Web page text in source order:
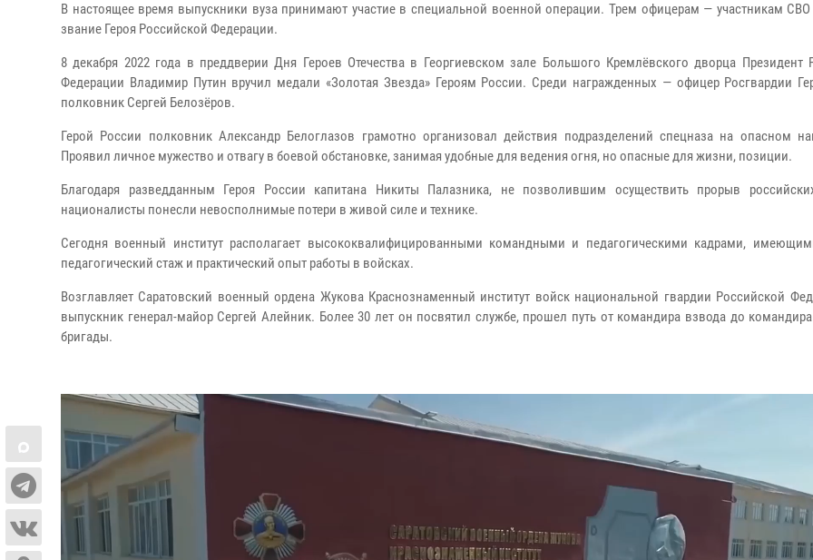
В настоящее время выпускники вуза принимают участие в специальной военной операции. Трем офицерам — участникам
звание Героя Российской Федерации.
8 декабря 2022 года в преддверии Дня Героев Отечества в Георгиевском зале Большого Кремлёвского дворца Президент
Федерации Владимир Путин вручил медали «Золотая Звезда» Героям России. Среди награжденных — офицер Росгвардии
полковник Сергей Белозёров.
Герой России полковник Александр Белоглазов грамотно организовал действия подразделений спецназа на опасном
Проявил личное мужество и отвагу в боевой обстановке, занимая удобные для ведения огня, но опасные для жизни, позиции.
Благодаря разведданным Героя России капитана Никиты Палазника, не позволившим осуществить прорыв
националисты понесли невосполнимые потери в живой силе и технике.
Сегодня военный институт располагает высококвалифицированными командными и педагогическими кадрами,
педагогический стаж и практический опыт работы в войсках.
Возглавляет Саратовский военный ордена Жукова Краснознаменный институт войск национальной гвардии Российской
выпускник генерал-майор Сергей Алейник. Более 30 лет он посвятил службе, прошел путь от командира взвода до
бригады.